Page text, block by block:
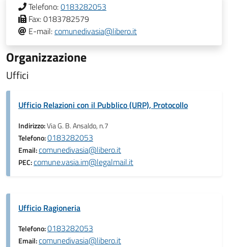
Telefono:0183282053
Fax:0183782579
E-mail:comunedivasia@libero.it
Organizzazione
Uffici
Ufficio Relazioni con il Pubblico (URP), Protocollo
Indirizzo:Via G. B. Ansaldo, n.7
Telefono:0183282053
Email:comunedivasia@libero.it
PEC:comune.vasia.im@legalmail.it
Ufficio Ragioneria
Telefono:0183282053
Email:comunedivasia@libero.it